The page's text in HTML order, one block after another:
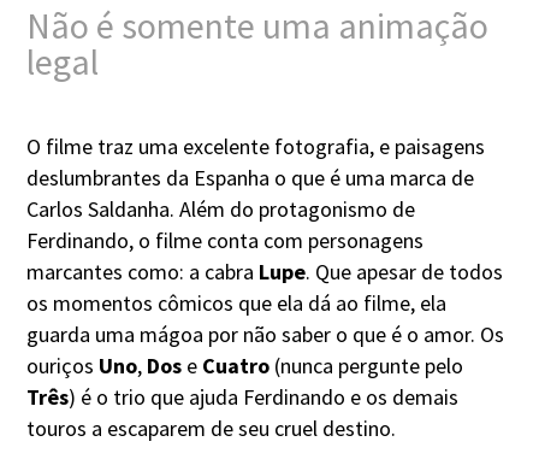
Não é somente uma animação
legal
O filme traz uma excelente fotografia, e paisagens
deslumbrantes da Espanha o que é uma marca de
Carlos Saldanha. Além do protagonismo de
Ferdinando, o filme conta com personagens
marcantes como: a cabra Lupe. Que apesar de todos
os momentos cômicos que ela dá ao filme, ela
guarda uma mágoa por não saber o que é o amor. Os
ouriços Uno, Dos e Cuatro (nunca pergunte pelo
Três) é o trio que ajuda Ferdinando e os demais
touros a escaparem de seu cruel destino.